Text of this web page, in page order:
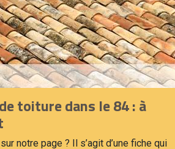
toiture dans le 84 : à
notre page ? Il s’agit d’une fiche qui